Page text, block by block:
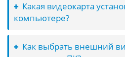
Какая видеокарта
компьютере?
Как выбрать внешний